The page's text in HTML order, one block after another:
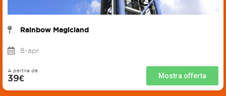
Rainbow Magicland
8-apr
A partire da
39€ Mostra offerta